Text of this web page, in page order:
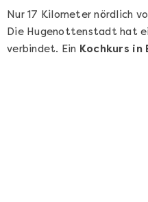
Nur 17 Kilometer nördlich
Die Hugenottenstadt hat
verbindet. Ein Kochkurs in